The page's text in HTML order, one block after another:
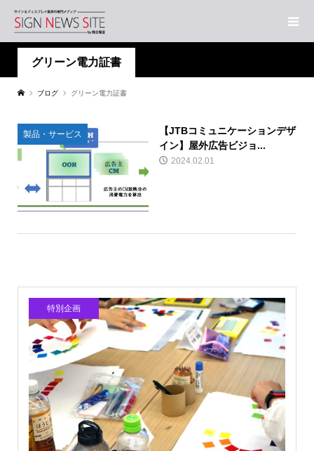
グリーン電力証書
ブログ グリーン電力証書
製品・サービス
【JTBコミュニケーションデザ
イン】屋外広告ビジョ...
2024.02.01
特別企画